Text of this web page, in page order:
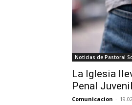
Noticias de Pastoral
La Iglesia
Penal Juvenil
Comunicacion -